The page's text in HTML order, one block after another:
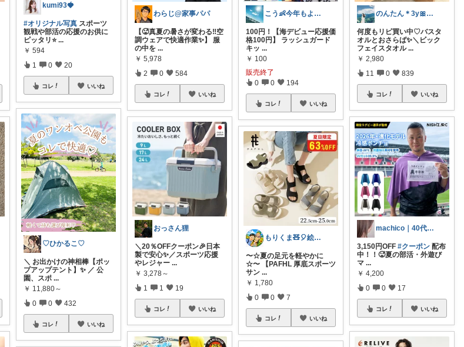
kumi93🍓
#オリジナル写真 スポーツ
観戦や部活の応援のお供に
ピッタリ⭐️ ...
￥ 594
1 0 20
コレ いいね
♡ひかるこ♡
＼ お出かけの神相棒【ポッ
プアップテント】✨ ／ 公
園、スポ ...
￥ 11,880～
0 0 432
コレ いいね
わらじ@家事パパ
【🥵真夏の暑さが変わる‼️空
調ウェアで快適作業✨】 服
の中を ...
￥ 5,978
2 0 584
コレ いいね
おっさん狸
＼20％OFFクーポン🎉日本
製で安心✨／スポーツ応援
やレジャー ...
￥ 3,278～
1 1 19
コレ いいね
こう👶今年もよろしくお願いします🥹
100円！【海デビュー応援価
格100円】 ラッシュガード
キッ ...
￥ 100
販売終了
0 0 194
コレ いいね
もりくま🧸🎈絵本・スイーツ・酒他🙇
〜☆夏の足元を軽やかに
☆〜 【PAFHL 厚底スポーツ
サン ...
￥ 1,780
0 0 7
コレ いいね
のんたん＊3y🎀1y👶🏻🍼
何度もリピ買い中♡バスタ
オルとおさらば✨＼ビック
フェイスタオル ...
￥ 2,980
11 0 839
コレ いいね
machico｜40代 転勤族パート主婦
3,150円OFF#クーポン 配布
中！！🥵夏の部活・外遊び
マ ...
￥ 4,200
0 0 17
コレ いいね